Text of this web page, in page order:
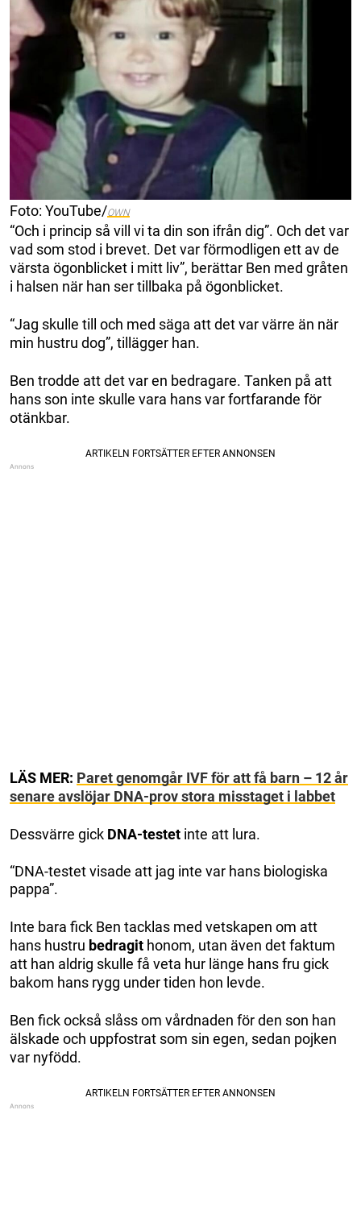
Foto: YouTube/OWN
“Och i princip så vill vi ta din son ifrån dig”. Och det var
vad som stod i brevet. Det var förmodligen ett av de
värsta ögonblicket i mitt liv”, berättar Ben med gråten
i halsen när han ser tillbaka på ögonblicket.
“Jag skulle till och med säga att det var värre än när
min hustru dog”, tillägger han.
Ben trodde att det var en bedragare. Tanken på att
hans son inte skulle vara hans var fortfarande för
otänkbar.
LÄS MER: Paret genomgår IVF för att få barn – 12 år
senare avslöjar DNA-prov stora misstaget i labbet
Dessvärre gick DNA-testet inte att lura.
“DNA-testet visade att jag inte var hans biologiska
pappa”.
Inte bara fick Ben tacklas med vetskapen om att
hans hustru bedragit honom, utan även det faktum
att han aldrig skulle få veta hur länge hans fru gick
bakom hans rygg under tiden hon levde.
Ben fick också slåss om vårdnaden för den son han
älskade och uppfostrat som sin egen, sedan pojken
var nyfödd.